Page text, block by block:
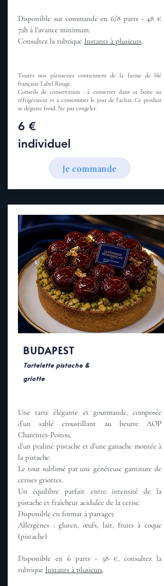
Disponible sur commande en 6/8 parts - 48 €
72h à l'avance minimum.
Consultez la rubrique Instants à plusieurs.
Toutes nos pâtisseries contiennent de la farine de blé
française Label Rouge.
Conseils de conservation : à conserver dans sa boîte au
réfrigérateur et à consommer le jour de l'achat. Ce produit
se déguste froid. Ne pas congeler.
6 €
individuel
Je commande
BUDAPEST
Tartelette pistache &
griotte
Une tarte élégante et gourmande, composée
d’un sablé croustillant au beurre AOP
Charentes-Poitou,
d’un praliné pistache et d’une ganache montée à
la pistache.
Le tout sublimé par une généreuse garniture de
cerises griottes.
Un équilibre parfait entre intensité de la
pistache et fraîcheur acidulée de la cerise.
Disponible en format à partager.
Allergènes : gluten, œufs, lait, fruits à coque
(pistache)
Disponible en 6 parts - 38 €, consultez la
rubrique Instants à plusieurs.